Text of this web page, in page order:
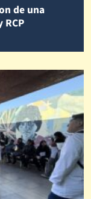
de una